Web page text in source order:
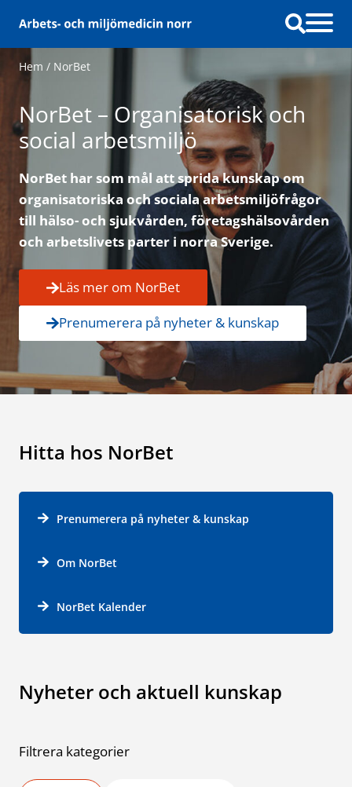
Hem / NorBet
NorBet – Organisatorisk och
social arbetsmiljö
NorBet har som mål att sprida kunskap om
organisatoriska och sociala arbetsmiljöfrågor
till hälso- och sjukvården, företagshälsovården
och arbetslivets parter i norra Sverige.
Läs mer om NorBet
Prenumerera på nyheter & kunskap
Hitta hos NorBet
Prenumerera på nyheter & kunskap
Om NorBet
NorBet Kalender
Nyheter och aktuell kunskap
Filtrera kategorier